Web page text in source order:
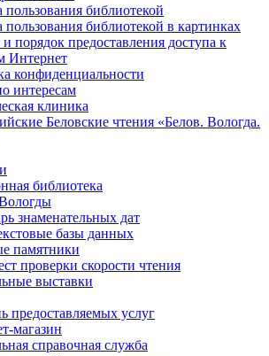
пользования библиотекой
пользования библиотекой в картинках
порядок предоставления доступа к
Интернет
конфиденциальности
интересам
клиника
Беловские чтения «Белов. Вологда.
библиотека
знаменательных дат
базы данных
памятники
проверки скорости чтения
выставки
предоставляемых услуг
магазин
справочная служба